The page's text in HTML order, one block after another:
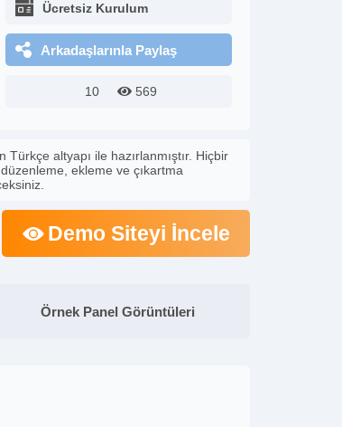
Ücretsiz Kurulum
Arkadaşlarınla Paylaş
10 569
Türkçe altyapı ile hazırlanmıştır. Hiçbir
ekleme ve çıkartma
Demo Siteyi İncele
Örnek Panel Görüntüleri